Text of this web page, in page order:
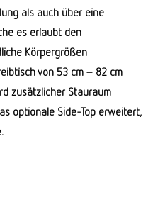
als auch über eine
es erlaubt den
Körpergrößen
von 53 cm – 82 cm
zusätzlicher Stauraum
optionale Side-Top erweitert,